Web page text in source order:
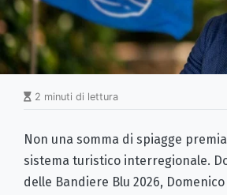
2 minuti di lettura
Non una somma di spiagge
sistema turistico interregionale.
delle Bandiere Blu 2026,